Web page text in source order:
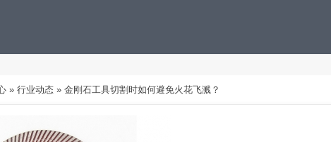
» 行业动态 » 金刚石工具切割时如何避免火花飞溅？